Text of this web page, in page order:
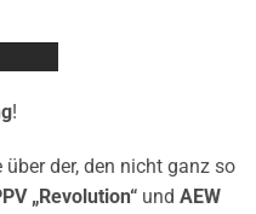
!
über der, den nicht ganz so
„Revolution“ undAEW